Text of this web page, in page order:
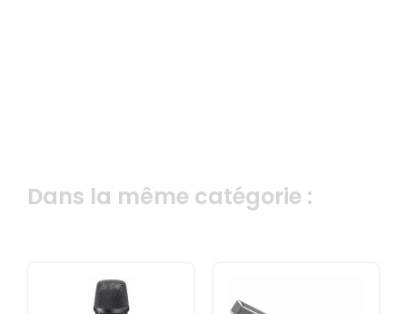
Dans la même catégorie :